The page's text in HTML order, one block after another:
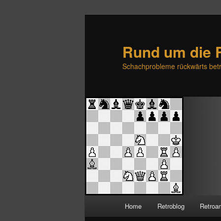
Rund um die
Schachprobleme rückwärts
Zum
Zum
Home Retroblog